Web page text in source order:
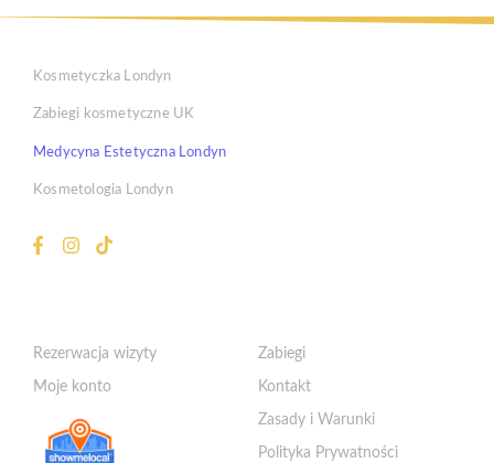
Kosmetyczka Londyn
Zabiegi kosmetyczne UK
Medycyna Estetyczna Londyn
Kosmetologia Londyn
Rezerwacja wizyty
Moje konto
Zabiegi
Kontakt
Zasady i Warunki
Polityka Prywatności